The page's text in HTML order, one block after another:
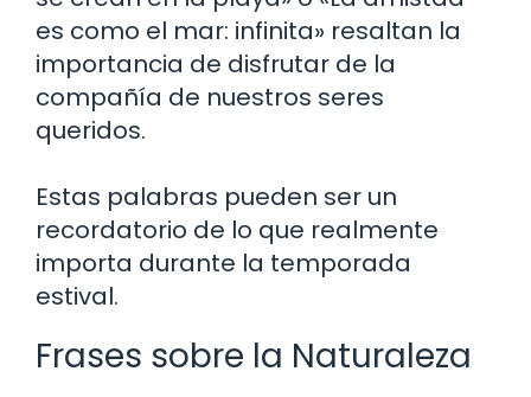
es como el mar: infinita» resaltan la
importancia de disfrutar de la
compañía de nuestros seres
queridos.
Estas palabras pueden ser un
recordatorio de lo que realmente
importa durante la temporada
estival.
Frases sobre la Naturaleza